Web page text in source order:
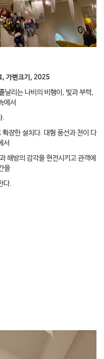
, 가변크기, 2025
날리는 나비의 비행이, 빛과 부력,
에서
.
장한 설치다. 대형 풍선과 천이 다
서
해방의 감각을 현전시키고 관객에
을
다.